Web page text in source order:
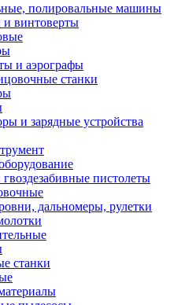
полировальные машины
и винтоверты
и аэрографы
станки
и зарядные устройства
пистолеты
дальномеры, рулетки
станки